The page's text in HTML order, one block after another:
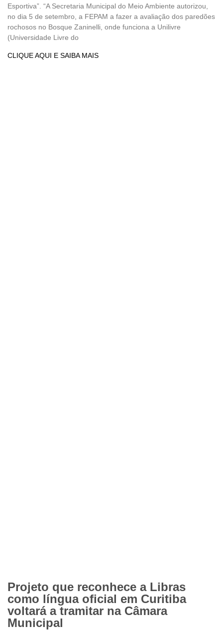
Esportiva”. “A Secretaria Municipal do Meio Ambiente autorizou,
no dia 5 de setembro, a FEPAM a fazer a avaliação dos paredões
rochosos no Bosque Zaninelli, onde funciona a Unilivre
(Universidade Livre do
CLIQUE AQUI E SAIBA MAIS
Projeto que reconhece a Libras
como língua oficial em Curitiba
voltará a tramitar na Câmara
Municipal